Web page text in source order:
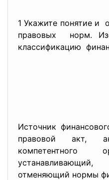
1 Укажите понятие и
правовых норм.
классификацию
Источник
правовой акт,
компетентного
отменяющий нормы